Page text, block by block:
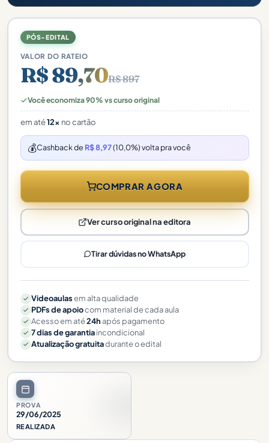
PROVA
29/06/2025
REALIZADA
PÓS-EDITAL
VALOR DO RATEIO
R$ 89,70R$ 897
Você economiza 90% vs curso original
em até12x no cartão
💰Cashback de R$ 8,97(10,0%) volta pra você
COMPRAR AGORA
Ver curso original na editora
Tirar dúvidas no WhatsApp
Videoaulasem alta qualidade
PDFs de apoiocom material de cada aula
Acesso em até24hapós pagamento
7 dias de garantiaincondicional
Atualização gratuitadurante o edital